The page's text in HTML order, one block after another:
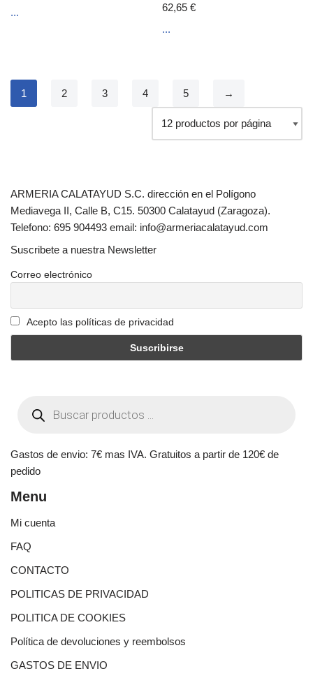
...
62,65€
...
1 2 3 4 5 →
ARMERIA CALATAYUD S.C. dirección en el Polígono
Mediavega II, Calle B, C15. 50300 Calatayud (Zaragoza).
Telefono: 695 904493 email: info@armeriacalatayud.com
Suscribete a nuestra Newsletter
Correo electrónico
Acepto las políticas de privacidad
Gastos de envio: 7€ mas IVA. Gratuitos a partir de 120€ de
pedido
Menu
Mi cuenta
FAQ
CONTACTO
POLITICAS DE PRIVACIDAD
POLITICA DE COOKIES
Política de devoluciones y reembolsos
GASTOS DE ENVIO